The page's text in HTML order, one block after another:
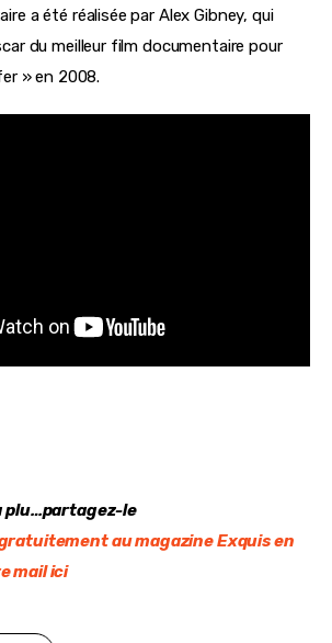
a été réalisée par Alex Gibney, qui
du meilleur film documentaire pour
» en 2008.
plu…partagez-le
au magazine Exquis en
mail ici